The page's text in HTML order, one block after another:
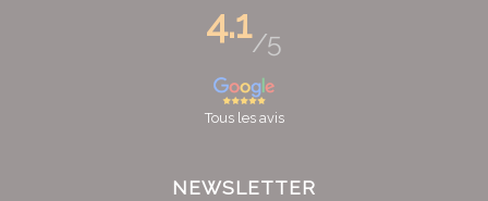
4.1/5
Tous les avis
NEWSLETTER